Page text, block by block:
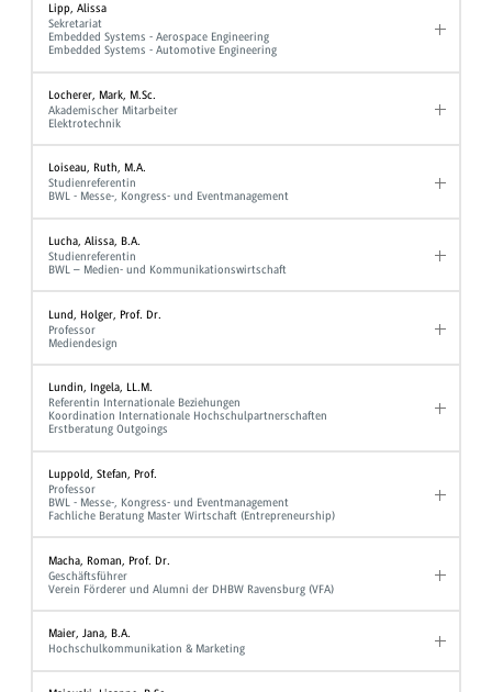
Lipp, Alissa
Sekretariat
Embedded Systems - Aerospace Engineering
Embedded Systems - Automotive Engineering
Locherer, Mark, M.Sc.
Akademischer Mitarbeiter
Elektrotechnik
Loiseau, Ruth, M.A.
Studienreferentin
BWL - Messe-, Kongress- und Eventmanagement
Lucha, Alissa, B.A.
Studienreferentin
BWL – Medien- und Kommunikationswirtschaft
Lund, Holger, Prof. Dr.
Professor
Mediendesign
Lundin, Ingela, LL.M.
Referentin Internationale Beziehungen
Koordination Internationale Hochschulpartnerschaften
Erstberatung Outgoings
Luppold, Stefan, Prof.
Professor
BWL - Messe-, Kongress- und Eventmanagement
Fachliche Beratung Master Wirtschaft (Entrepreneurship)
Macha, Roman, Prof. Dr.
Geschäftsführer
Verein Förderer und Alumni der DHBW Ravensburg (VFA)
Maier, Jana, B.A.
Hochschulkommunikation & Marketing